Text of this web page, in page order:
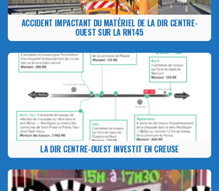
ACCIDENT IMPACTANT DU MATÉRIEL DE LA DIR CENTRE-
OUEST SUR LA RN145
LA DIR CENTRE-OUEST INVESTIT EN CREUSE